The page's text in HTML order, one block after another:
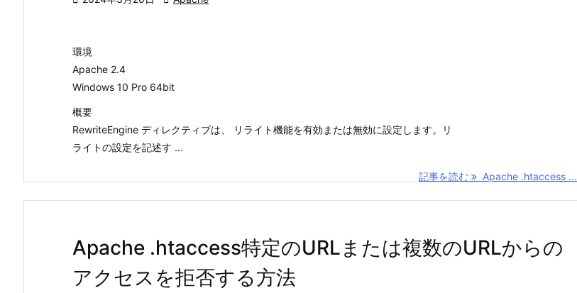
環境
Apache 2.4
Windows 10 Pro 64bit
概要
RewriteEngine ディレクティブは、 リライト機能を有効または無効に設定します。リ
ライトの設定を記述す ...
記事を読む Apache .htaccess ...
Apache .htaccess特定のURLまたは複数のURLからの
アクセスを拒否する方法